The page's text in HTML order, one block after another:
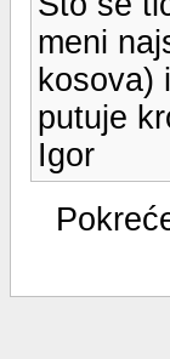
meni
kosova)
putuje
Igor